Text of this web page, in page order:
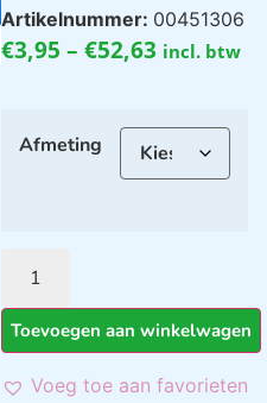
Artikelnummer: 00451306
€3,95 – €52,63 incl. btw
Afmeting
Toevoegen aan winkelwagen
Voeg toe aan favorieten